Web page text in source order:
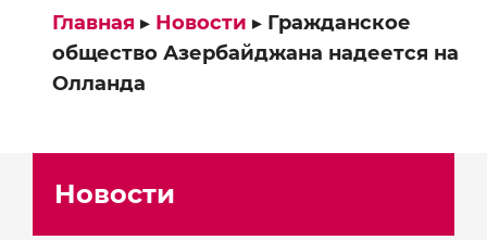
Главная ▸ Новости ▸ Гражданское
общество Азербайджана надеется на
Олланда
Новости